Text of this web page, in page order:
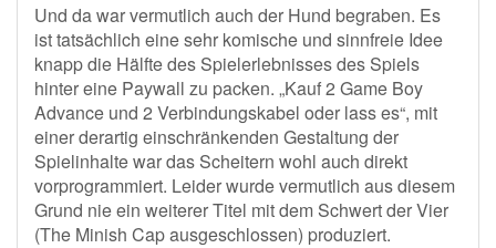
Und da war vermutlich auch der Hund begraben. Es
ist tatsächlich eine sehr komische und sinnfreie Idee
knapp die Hälfte des Spielerlebnisses des Spiels
hinter eine Paywall zu packen. „Kauf 2 Game Boy
Advance und 2 Verbindungskabel oder lass es“, mit
einer derartig einschränkenden Gestaltung der
Spielinhalte war das Scheitern wohl auch direkt
vorprogrammiert. Leider wurde vermutlich aus diesem
Grund nie ein weiterer Titel mit dem Schwert der Vier
(The Minish Cap ausgeschlossen) produziert.